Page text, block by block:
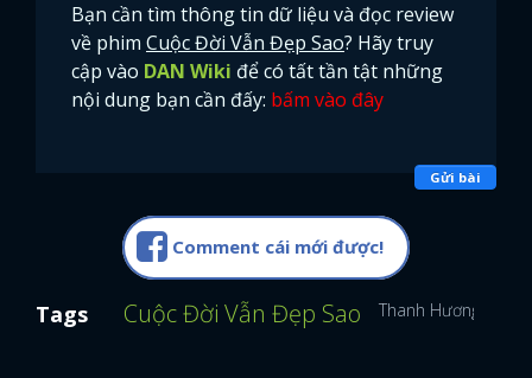
Bạn cần tìm thông tin dữ liệu và đọc review
về phim Cuộc Đời Vẫn Đẹp Sao? Hãy truy
cập vào DAN Wiki để có tất tần tật những
nội dung bạn cần đấy: bấm vào đây
Gửi bài
Comment cái mới được!
Tags Cuộc Đời Vẫn Đẹp Sao Thanh Hương